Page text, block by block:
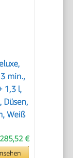
min.,
1,3 l,
Düsen,
Weiß
285,52 €